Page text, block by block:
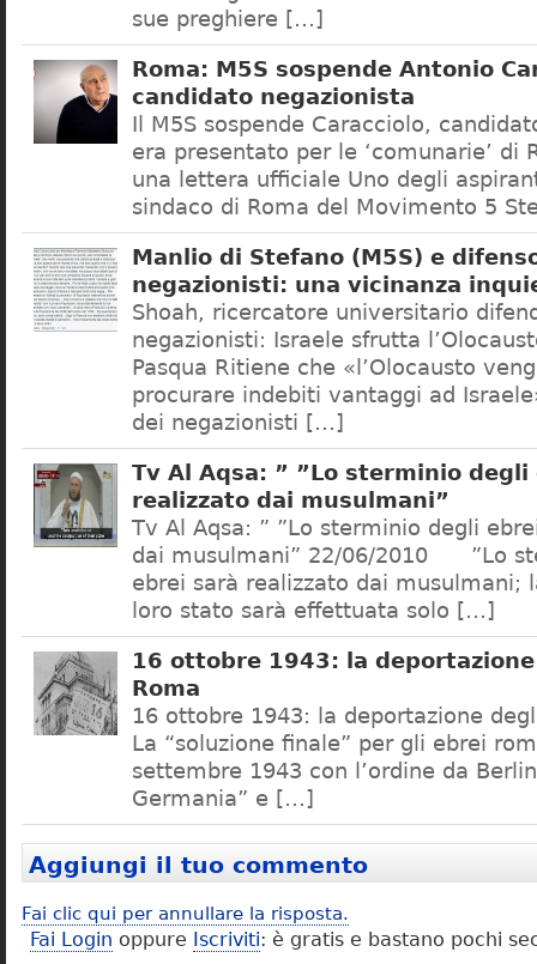
sue preghiere […]
Roma: M5S sospende Antonio
candidato negazionista
Il M5S sospende Caracciolo,
era presentato per le ‘comunarie’ di
una lettera ufficiale Uno degli
sindaco di Roma del Movimento 5
Manlio di Stefano (M5S) e
negazionisti: una vicinanza
Shoah, ricercatore universitario
negazionisti: Israele sfrutta
Pasqua Ritiene che «l’Olocausto
procurare indebiti vantaggi ad
dei negazionisti […]
Tv Al Aqsa: ” ”Lo sterminio degli
realizzato dai musulmani”
Tv Al Aqsa: ” ”Lo sterminio degli
dai musulmani” 22/06/2010 ”Lo
ebrei sarà realizzato dai musulmani;
loro stato sarà effettuata solo […]
16 ottobre 1943: la
Roma
16 ottobre 1943: la deportazione
La “soluzione finale” per gli ebrei
settembre 1943 con l’ordine da
Germania” e […]
Aggiungi il tuo commento
Fai clic qui per annullare la risposta.
Fai Login oppure Iscriviti: è gratis e bastano pochi